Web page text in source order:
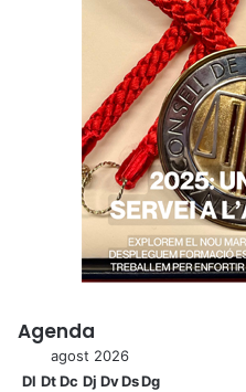
Agenda
agost 2026
Dl DtDc Dj DvDsDg